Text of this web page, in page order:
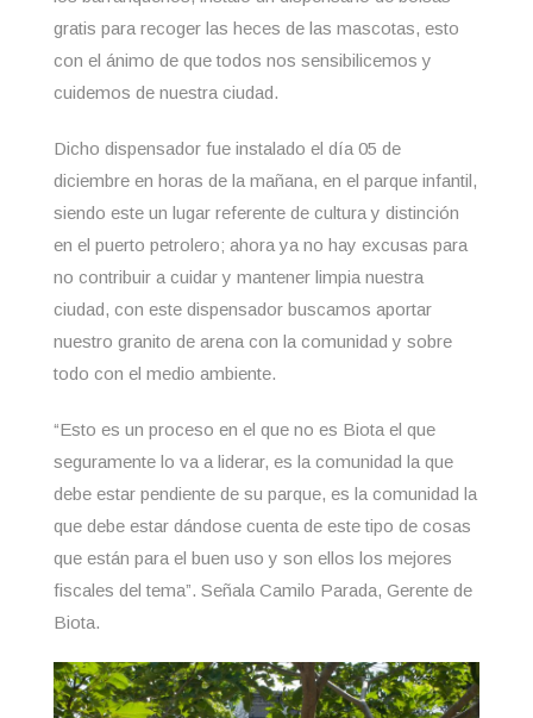
gratis para recoger las heces de las mascotas, esto
con el ánimo de que todos nos sensibilicemos y
cuidemos de nuestra ciudad.
Dicho dispensador fue instalado el día 05 de
diciembre en horas de la mañana, en el parque infantil,
siendo este un lugar referente de cultura y distinción
en el puerto petrolero; ahora ya no hay excusas para
no contribuir a cuidar y mantener limpia nuestra
ciudad, con este dispensador buscamos aportar
nuestro granito de arena con la comunidad y sobre
todo con el medio ambiente.
“Esto es un proceso en el que no es Biota el que
seguramente lo va a liderar, es la comunidad la que
debe estar pendiente de su parque, es la comunidad la
que debe estar dándose cuenta de este tipo de cosas
que están para el buen uso y son ellos los mejores
fiscales del tema”. Señala Camilo Parada, Gerente de
Biota.